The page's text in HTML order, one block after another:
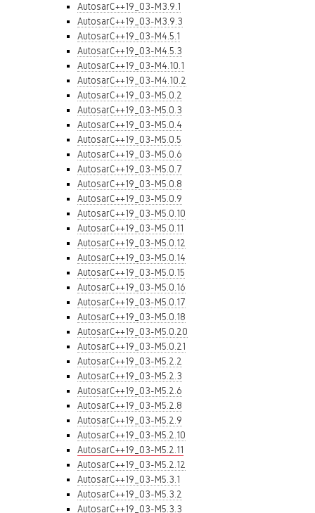
AutosarC++19_03-M3.9.1
AutosarC++19_03-M3.9.3
AutosarC++19_03-M4.5.1
AutosarC++19_03-M4.5.3
AutosarC++19_03-M4.10.1
AutosarC++19_03-M4.10.2
AutosarC++19_03-M5.0.2
AutosarC++19_03-M5.0.3
AutosarC++19_03-M5.0.4
AutosarC++19_03-M5.0.5
AutosarC++19_03-M5.0.6
AutosarC++19_03-M5.0.7
AutosarC++19_03-M5.0.8
AutosarC++19_03-M5.0.9
AutosarC++19_03-M5.0.10
AutosarC++19_03-M5.0.11
AutosarC++19_03-M5.0.12
AutosarC++19_03-M5.0.14
AutosarC++19_03-M5.0.15
AutosarC++19_03-M5.0.16
AutosarC++19_03-M5.0.17
AutosarC++19_03-M5.0.18
AutosarC++19_03-M5.0.20
AutosarC++19_03-M5.0.21
AutosarC++19_03-M5.2.2
AutosarC++19_03-M5.2.3
AutosarC++19_03-M5.2.6
AutosarC++19_03-M5.2.8
AutosarC++19_03-M5.2.9
AutosarC++19_03-M5.2.10
AutosarC++19_03-M5.2.11
AutosarC++19_03-M5.2.12
AutosarC++19_03-M5.3.1
AutosarC++19_03-M5.3.2
AutosarC++19_03-M5.3.3